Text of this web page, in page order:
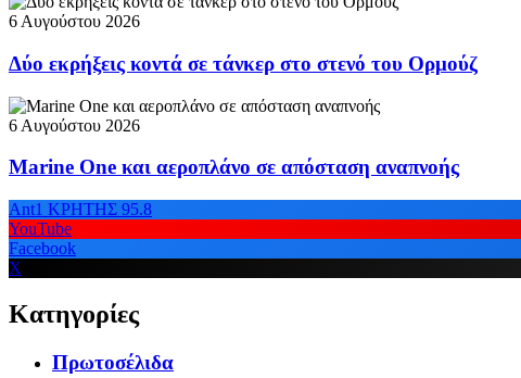
6 Αυγούστου 2026
Δύο εκρήξεις κοντά σε τάνκερ στο στενό του Ορμούζ
6 Αυγούστου 2026
Marine One και αεροπλάνο σε απόσταση αναπνοής
Ant1 ΚΡΗΤΗΣ 95.8
YouTube
Facebook
X
Κατηγορίες
Πρωτοσέλιδα